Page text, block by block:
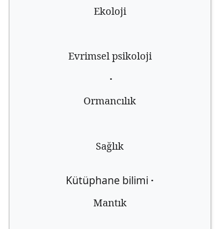
Ekoloji
Evrimsel psikoloji
·
Ormancılık
Sağlık
Kütüphane bilimi ·
Mantık